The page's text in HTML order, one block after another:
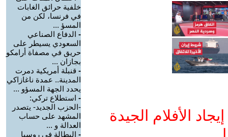
الأفلام الجيدة
خلفية حرائق الغابات
في فرنسا، لكن من
المسؤ ...
- الدفاع الصناعي
السعودي يسيطر على
حريق في مصفاة أرامكو
بجازان ...
- قنبلة أمريكية دمرت
المدينة.. عمدة ناغازاكي
يحدد الجهة المسؤو ...
- استطلاع تركي:
-الحزب الجديد- يتصدر
المشهد على حساب
العدالة و ...
- البطالة في روسيا